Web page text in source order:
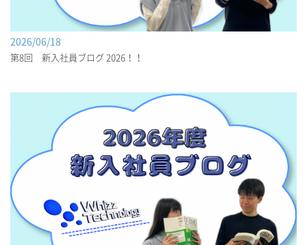
2026/06/18
第8回 新入社員ブログ 2026！！